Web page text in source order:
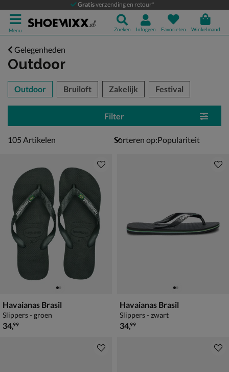
Gratisverzending en retour*
Menu Zoeken Inloggen Favorieten Winkelmand
Gelegenheden
Outdoor
over
Outdoor Bruiloft Zakelijk Festival
Filter
105 artikelen
105 Artikelen Sorteren op:
Havaianas Brasil
Slippers - groen
€ 34,99
34,99
Havaianas Brasil
Slippers - zwart
€ 34,99
34,99